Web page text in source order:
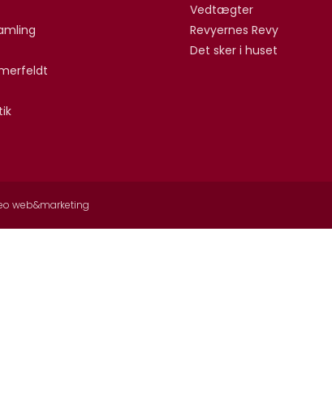
Vedtægter
Revyernes Revy
Det sker i huset
web&marketing